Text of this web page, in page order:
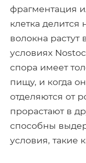
фрагментация
клетка
волокна
условиях
спора имеет
пищу, и когда
отделяются от
прорастают в
способны
условия, такие